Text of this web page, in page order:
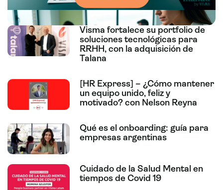
Visma fortalece su portfolio de
soluciones tecnológicas para
RRHH, con la adquisición de
Talana
[HR Express] – ¿Cómo mantener
un equipo unido, feliz y
motivado? con Nelson Reyna
Qué es el onboarding: guía para
empresas argentinas
Cuidado de la Salud Mental en
tiempos de Covid 19